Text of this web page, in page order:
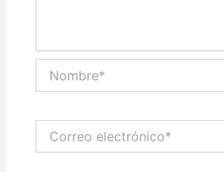
electrónico*